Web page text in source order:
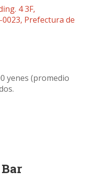
4 3F,
Prefectura de
yenes (promedio